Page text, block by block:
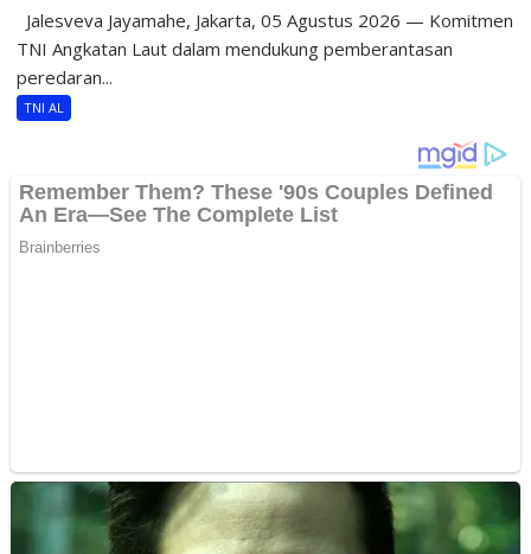
Jalesveva Jayamahe, Jakarta, 05 Agustus 2026 — Komitmen
TNI Angkatan Laut dalam mendukung pemberantasan
peredaran...
TNI AL